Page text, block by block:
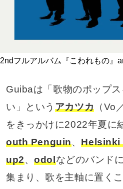
2ndフルアルバム『こわれもの』
Guibaは「歌物のポップ
い」という アカツカ （Vo
をきっかけに2022年夏に
outh Penguin、Helsinki
up2、odolなどのバンド
集まり、歌を主軸に置く